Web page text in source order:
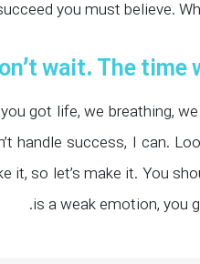
you must believe.
wait. The time
got life, we breathing,
handle success, I can.
so let’s make it. You
is a weak emotion, you